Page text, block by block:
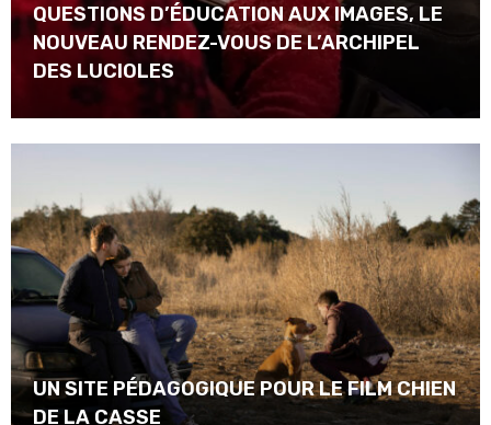
QUESTIONS D’ÉDUCATION AUX IMAGES, LE
NOUVEAU RENDEZ-VOUS DE L’ARCHIPEL
DES LUCIOLES
UN SITE PÉDAGOGIQUE POUR LE FILM CHIEN
DE LA CASSE